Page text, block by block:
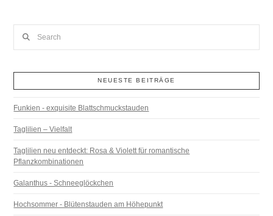
NEUESTE BEITRÄGE
Funkien - exquisite Blattschmuckstauden
Taglilien – Vielfalt
Taglilien neu entdeckt: Rosa & Violett für romantische
Pflanzkombinationen
Galanthus - Schneeglöckchen
Hochsommer - Blütenstauden am Höhepunkt